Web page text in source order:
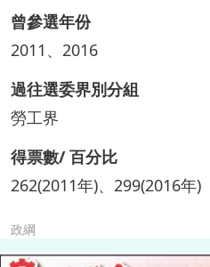
曾參選年份
2011、2016
過往選委界別分組
勞工界
得票數/ 百分比
262(2011年)、299(2016年)
政綱